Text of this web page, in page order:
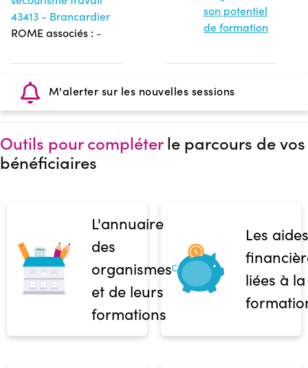
43413 - Brancardier
ROME associés : -
son potentiel
de formation
M'alerter sur les nouvelles sessions
Outils pour compléterle parcours de vos
bénéficiaires
L'annuaire
des
organismes
et de leurs
formations
Les aides
liées à la